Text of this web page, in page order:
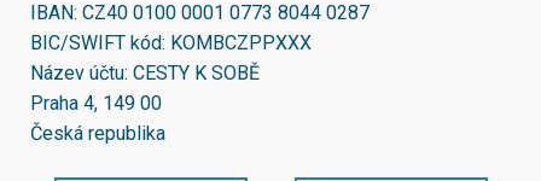
IBAN: CZ40 0100 0001 0773 8044 0287
BIC/SWIFT kód: KOMBCZPPXXX
Název účtu: CESTY K SOBĚ
Praha 4, 149 00
Česká republika